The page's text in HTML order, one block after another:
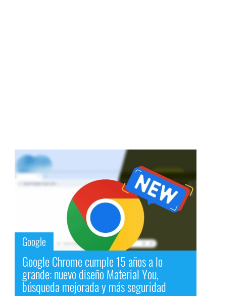
Google
Google Chrome cumple 15 años a lo
grande: nuevo diseño Material You,
búsqueda mejorada y más seguridad